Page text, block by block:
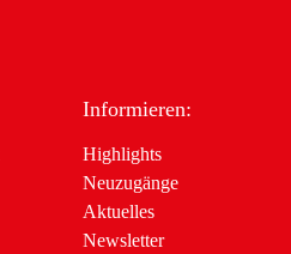
Informieren:
Highlights
Neuzugänge
Aktuelles
Newsletter